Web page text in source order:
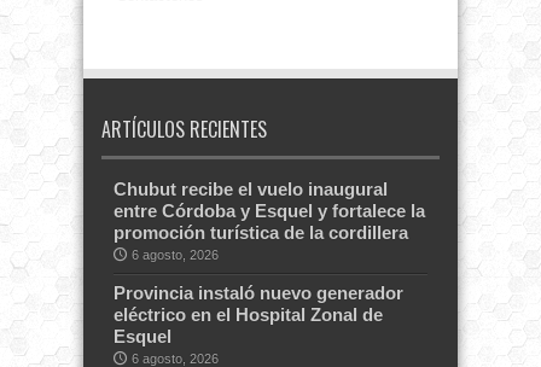
ARTÍCULOS RECIENTES
Chubut recibe el vuelo inaugural
entre Córdoba y Esquel y fortalece la
promoción turística de la cordillera
6 agosto, 2026
Provincia instaló nuevo generador
eléctrico en el Hospital Zonal de
Esquel
6 agosto, 2026